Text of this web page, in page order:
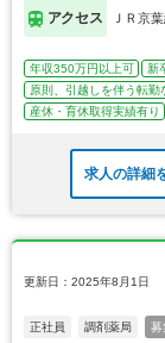
アクセス ＪＲ京
年収350万円以上可 新
原則、引越しを伴う転勤
産休・育休取得実績有り
求人の詳細
更新日：2025年8月1日
正社員 調剤薬局 募